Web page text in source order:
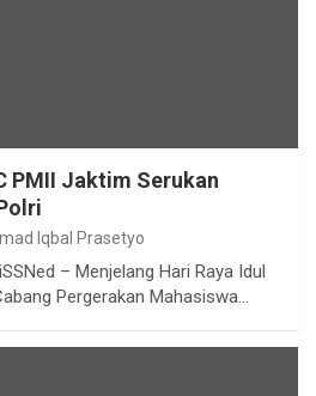
PMII Jaktim Serukan
Iqbal Prasetyo
– Menjelang Hari Raya Idul
Pergerakan Mahasiswa…